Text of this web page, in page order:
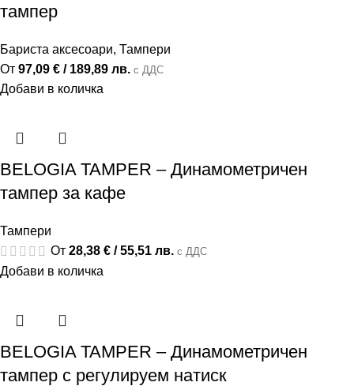
тампер
Бариста аксесоари, Тампери
От 97,09 € / 189,89 лв. с ДДС
Добави в количка
BELOGIA TAMPER – Динамометричен
тампер за кафе
Тампери
От 28,38 € / 55,51 лв. с ДДС
Добави в количка
BELOGIA TAMPER – Динамометричен
тампер с регулируем натиск